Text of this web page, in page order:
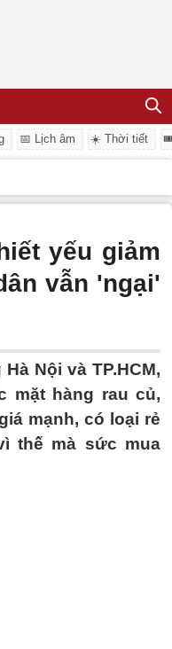
📅 Lịch âm ☀️ Thời tiết
yếu giảm
vẫn 'ngại'
Nội và TP.HCM,
mặt hàng rau củ,
mạnh, có loại rẻ
thế mà sức mua